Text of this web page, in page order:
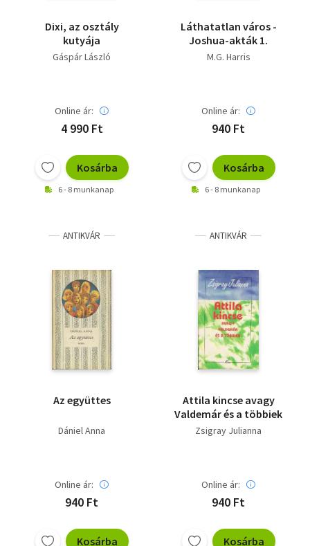
Dixi, az osztály
kutyája
Gáspár László
Online ár:
4 990 Ft
Kosárba
6 - 8 munkanap
Láthatatlan város -
Joshua-akták 1.
M.G. Harris
Online ár:
940 Ft
Kosárba
6 - 8 munkanap
ANTIKVÁR
Az együttes
Dániel Anna
Online ár:
940 Ft
Kosárba
ANTIKVÁR
Attila kincse avagy
Valdemár és a többiek
Zsigray Julianna
Online ár:
940 Ft
Kosárba